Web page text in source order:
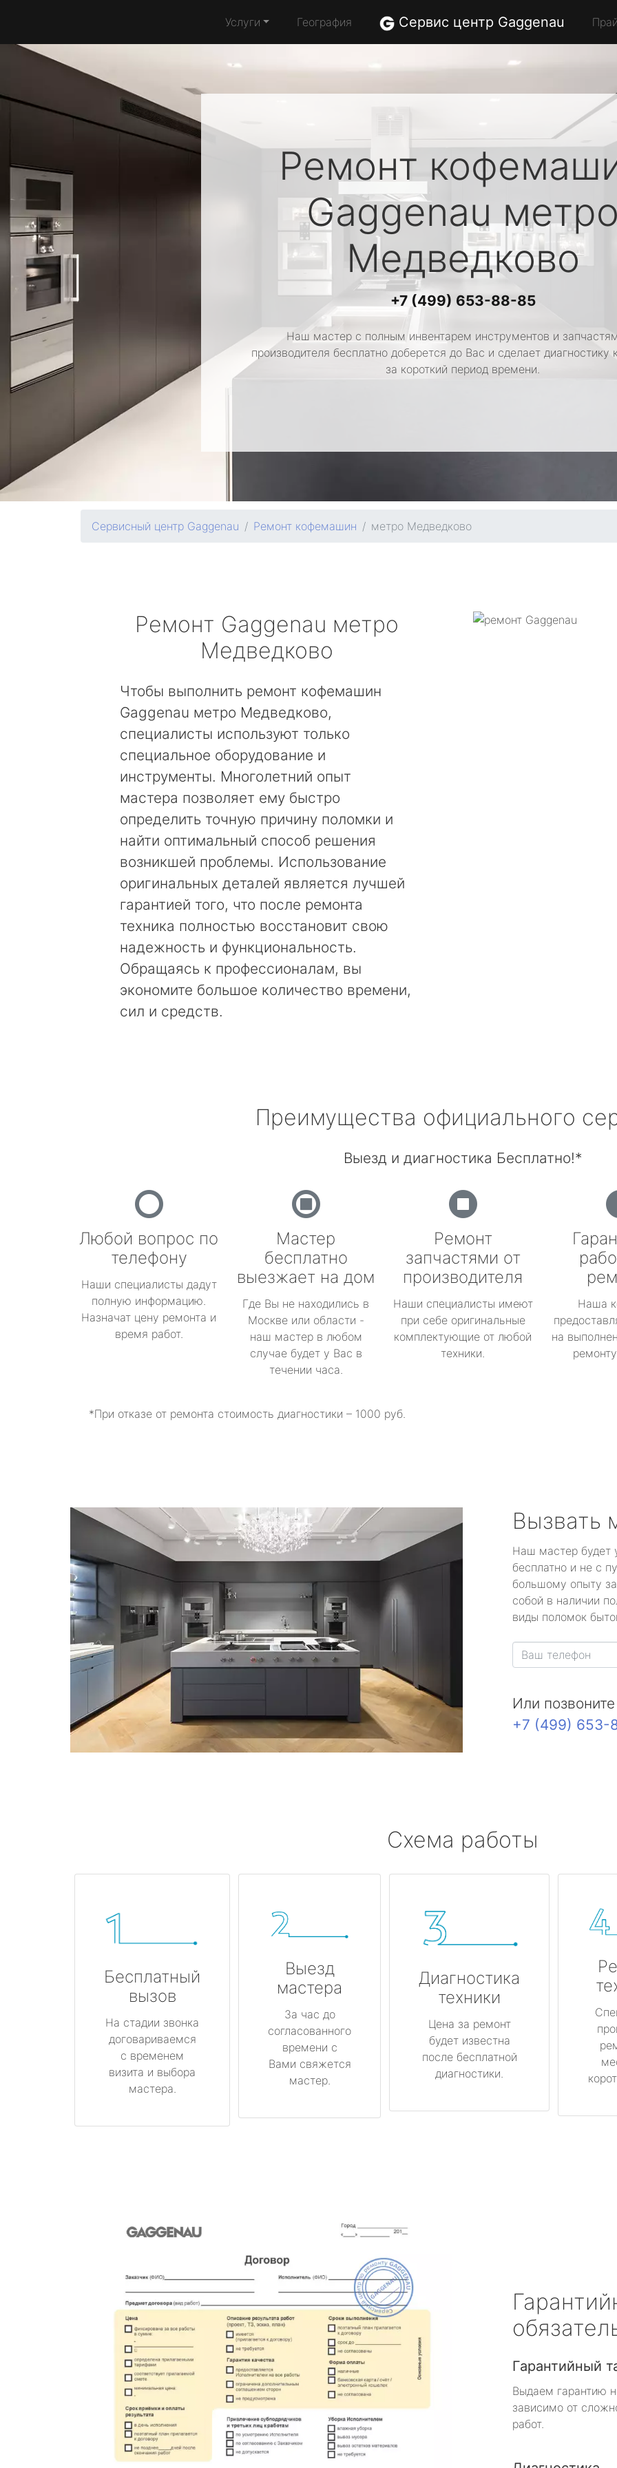
Услуги География Сервис центр Gaggenau
Ремонт
Gaggenauметро
Медведково
+7 (499) 653-88-85
Наш мастер с полным инвентарем инструментов и
производителя бесплатно доберется до Вас и сделает
за короткий период времени.
Сервисный центр Gaggenau Ремонт кофемашин метро Медведково
Ремонт Gaggenau метро
Медведково
Чтобы выполнить ремонт кофемашин
Gaggenau метро Медведково,
специалисты используют только
специальное оборудование и
инструменты. Многолетний опыт
мастера позволяет ему быстро
определить точную причину поломки и
найти оптимальный способ решения
возникшей проблемы. Использование
оригинальных деталей является лучшей
гарантией того, что после ремонта
техника полностью восстановит свою
надежность и функциональность.
Обращаясь к профессионалам, вы
экономите большое количество времени,
сил и средств.
Преимущества официального
Выезд и диагностика Бесплатно!*
Любой вопрос по
телефону
Наши специалисты дадут
полную информацию.
Назначат цену ремонта и
время работ.
Мастер
бесплатно
выезжает на дом
Где Вы не находились в
Москве или области -
наш мастер в любом
случае будет у Вас в
течении часа.
Ремонт
запчастями от
производителя
Наши специалисты имеют
при себе оригинальные
комплектующие от любой
техники.
Наша
на
*При отказе от ремонта стоимость диагностики – 1000 руб.
Вызвать
Наш мастер будет
бесплатно и не с
большому опыту
собой в наличии
виды поломок
Или
+7 (499) 653-
Схема работы
Бесплатный
вызов
На стадии звонка
договариваемся
с временем
визита и выбора
мастера.
Выезд
мастера
За час до
согласованного
времени с
Вами свяжется
мастер.
Диагностика
техники
Цена за ремонт
будет известна
после бесплатной
диагностики.
Гарантийный
Выдаем гарантию
зависимо от
работ.